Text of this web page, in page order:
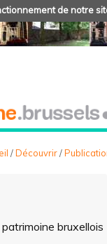
de notre
/Découvrir/
bruxellois